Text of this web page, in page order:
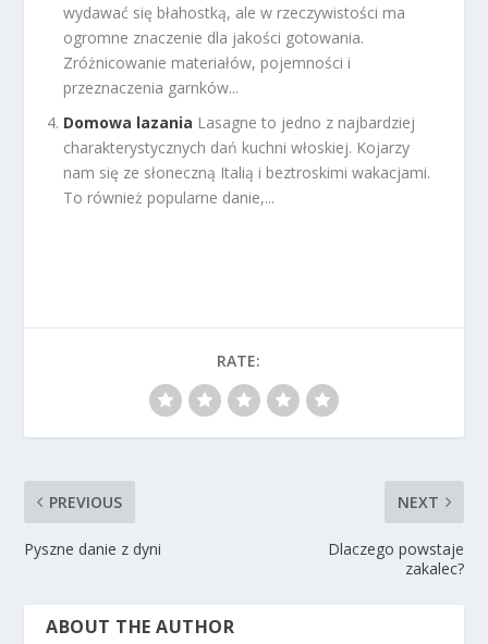
wydawać się błahostką, ale w rzeczywistości ma
ogromne znaczenie dla jakości gotowania.
Zróżnicowanie materiałów, pojemności i
przeznaczenia garnków...
Domowa lazania Lasagne to jedno z najbardziej
charakterystycznych dań kuchni włoskiej. Kojarzy
nam się ze słoneczną Italią i beztroskimi wakacjami.
To również popularne danie,...
RATE:
PREVIOUS
Pyszne danie z dyni
NEXT
Dlaczego powstaje
zakalec?
ABOUT THE AUTHOR